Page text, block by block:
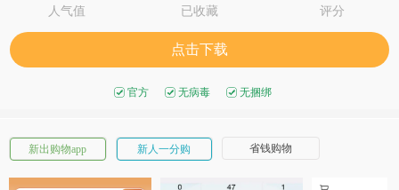
人气值 已收藏 评分
点击下载
官方 无病毒 无捆绑
新出购物app 新人一分购 省钱购物